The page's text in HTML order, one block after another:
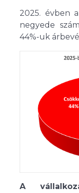
2025. évben
negyede
44%-uk
A